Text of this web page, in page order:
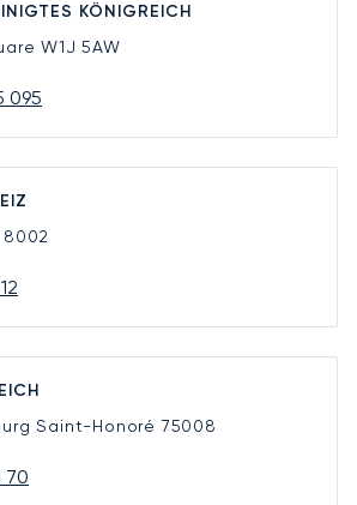
KÖNIGREICH
W1J 5AW
095
8002
Saint-Honoré 75008
70